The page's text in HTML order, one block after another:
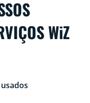
WiZ